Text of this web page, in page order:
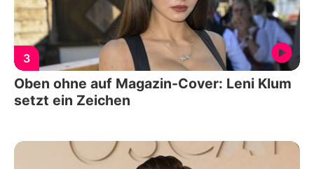
3
Oben ohne auf Magazin-Cover: Leni Klum
setzt ein Zeichen